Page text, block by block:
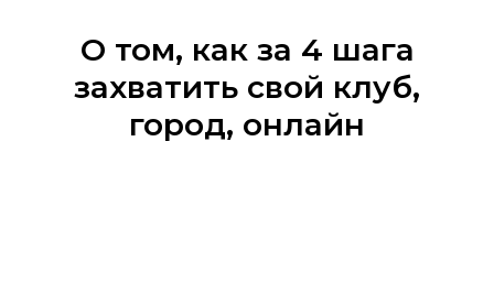
О том, как за 4 шага
захватить свой клуб,
город, онлайн